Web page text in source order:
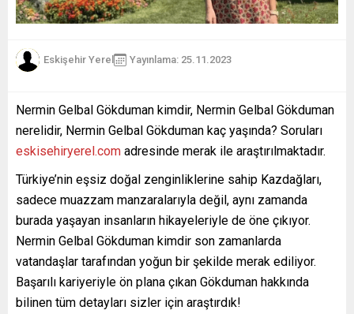
Eskişehir Yerel Yayınlama: 25.11.2023
Nermin Gelbal Gökduman kimdir, Nermin Gelbal Gökduman
nerelidir, Nermin Gelbal Gökduman kaç yaşında? Soruları
eskisehiryerel.com adresinde merak ile araştırılmaktadır.
Türkiye’nin eşsiz doğal zenginliklerine sahip Kazdağları,
sadece muazzam manzaralarıyla değil, aynı zamanda
burada yaşayan insanların hikayeleriyle de öne çıkıyor.
Nermin Gelbal Gökduman kimdir son zamanlarda
vatandaşlar tarafından yoğun bir şekilde merak ediliyor.
Başarılı kariyeriyle ön plana çıkan Gökduman hakkında
bilinen tüm detayları sizler için araştırdık!